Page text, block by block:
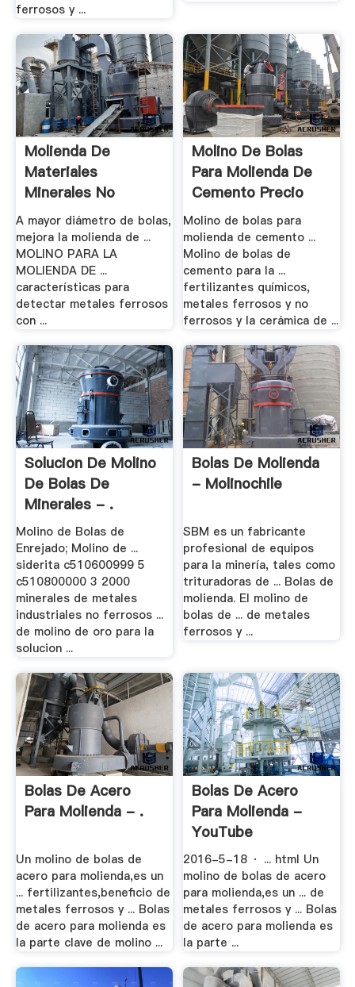
ferrosos y ...
Molienda De
Materiales
Minerales No
Metalicos
A mayor diámetro de bolas,
mejora la molienda de ...
MOLINO PARA LA
MOLIENDA DE ...
características para
detectar metales ferrosos
con ...
Molino De Bolas
Para Molienda De
Cemento Precio
Molino de bolas para
molienda de cemento ...
Molino de bolas de
cemento para la ...
fertilizantes químicos,
metales ferrosos y no
ferrosos y la cerámica de ...
Solucion De Molino
De Bolas De
Minerales - .
Molino de Bolas de
Enrejado; Molino de ...
siderita c510600999 5
c510800000 3 2000
minerales de metales
industriales no ferrosos ...
de molino de oro para la
solucion ...
Bolas De Molienda
- Molinochile
SBM es un fabricante
profesional de equipos
para la minería, tales como
trituradoras de ... Bolas de
molienda. El molino de
bolas de ... de metales
ferrosos y ...
Bolas De Acero
Para Molienda - .
Un molino de bolas de
acero para molienda,es un
... fertilizantes,beneficio de
metales ferrosos y ... Bolas
de acero para molienda es
la parte clave de molino ...
Bolas De Acero
Para Molienda -
YouTube
2016-5-18 · ... html Un
molino de bolas de acero
para molienda,es un ... de
metales ferrosos y ... Bolas
de acero para molienda es
la parte ...